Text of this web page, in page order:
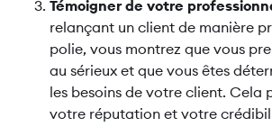
Témoigner de votre
relançant un client de manière
polie, vous montrez que vous
au sérieux et que vous êtes
les besoins de votre client. Cela
votre réputation et votre